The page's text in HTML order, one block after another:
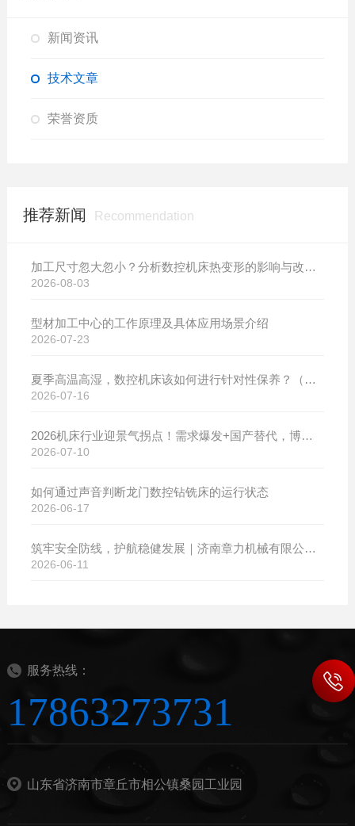
新闻资讯
技术文章
荣誉资质
推荐新闻 Recommendation
加工尺寸忽大忽小？分析数控机床热变形的影响与改善方案
2026-08-03
型材加工中心的工作原理及具体应用场景介绍
2026-07-23
夏季高温高湿，数控机床该如何进行针对性保养？（附冬夏维保异同对比）
2026-07-16
2026机床行业迎景气拐点！需求爆发+国产替代，博斯曼数控设备产销两旺发货忙
2026-07-10
如何通过声音判断龙门数控钻铣床的运行状态
2026-06-17
筑牢安全防线，护航稳健发展｜济南章力机械有限公司开展2026年安全生产月系列活动
2026-06-11
服务热线：
17863273731
山东省济南市章丘市相公镇桑园工业园